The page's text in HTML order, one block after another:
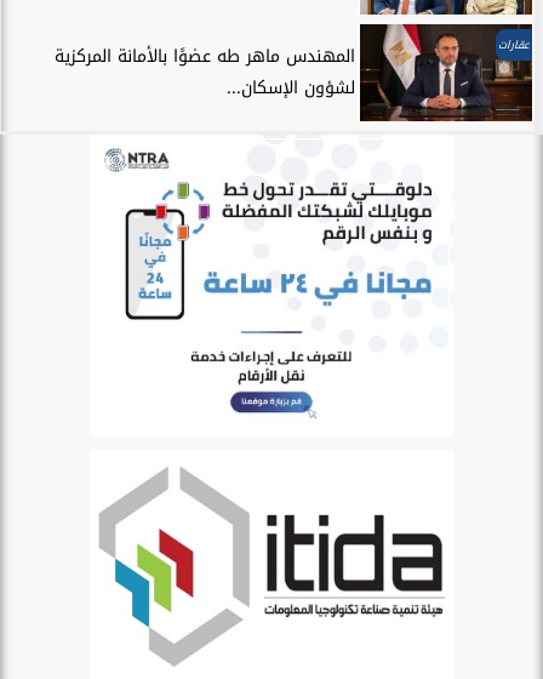
عقارات
المهندس ماهر طه عضوًا بالأمانة المركزية
لشؤون الإسكان...